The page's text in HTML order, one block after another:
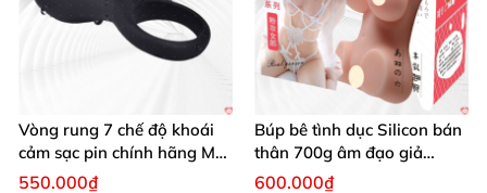
Tăng sự tự tin trong biểu diễnhoặc hóa trang
Tạo cảm giác ngực thật
, giúp giảm căng thẳng
Tăng khoái cảm trong thủ dâm (nếu dùng phiên
bản có âm đạo giả)
Vòng rung 7 chế độ khoái
cảm sạc pin chính hãng Mỹ
cực phê
550.000₫
Búp bê tình dục Silicon bán
thân 700g âm đạo giả
nguyên khối giống thật
600.000₫